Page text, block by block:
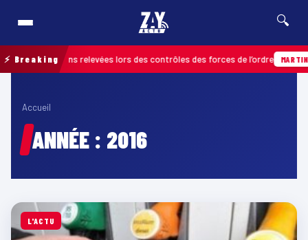
🔍
⚡ Breaking
infractions relevées lors des contrôles des forces de l’ordre MARTINIQUE
Accueil
ANNÉE : 2016
L'ACTU